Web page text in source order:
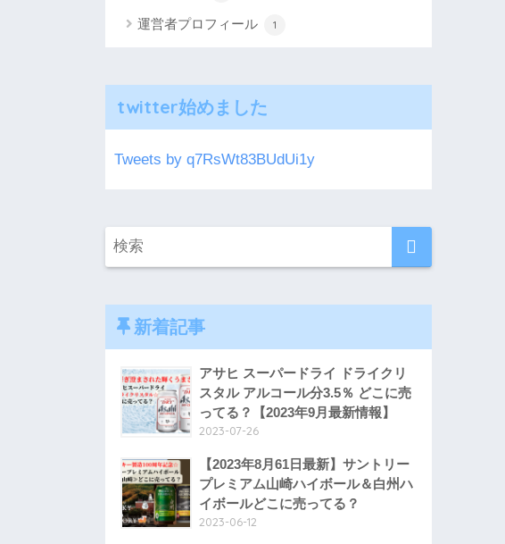
運営者プロフィール 1
twitter始めました
Tweets by q7RsWt83BUdUi1y
新着記事
アサヒ スーパードライ ドライクリ
スタル アルコール分3.5％ どこに売
ってる？【2023年9月最新情報】
2023-07-26
【2023年8月61日最新】サントリー
プレミアム山崎ハイボール＆白州ハ
イボールどこに売ってる？
2023-06-12